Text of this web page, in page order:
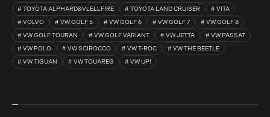
TOYOTA ALPHARD&VLELLFIRE
TOYOTA LAND CRUISER
VITA
VOLVO
VW GOLF 5 VW GOLF 6 VW GOLF 7
VW GOLF 8
VW GOLF TOURAN
VW GOLF VARIANT VW JETTA
VW PASSAT
VW POLO
VW SCIROCCO VW T-ROC
VW THE BEETLE
VW TIGUAN
VW TOUAREG VW UP!